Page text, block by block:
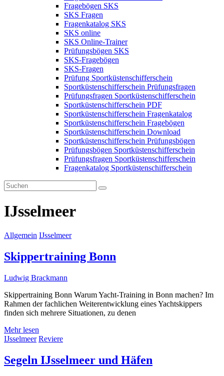
Fragebögen SKS
SKS Fragen
Fragenkatalog SKS
SKS online
SKS Online-Trainer
Prüfungsbögen SKS
SKS-Fragebögen
SKS-Fragen
Prüfung Sportküstenschifferschein
Sportküstenschifferschein Prüfungsfragen
Prüfungsfragen Sportküstenschifferschein
Sportküstenschifferschein PDF
Sportküstenschifferschein Fragenkatalog
Sportküstenschifferschein Fragebögen
Sportküstenschifferschein Download
Sportküstenschifferschein Prüfungsbögen
Prüfungsbögen Sportküstenschifferschein
Prüfungsfragen Sportküstenschifferschein
Fragenkatalog Sportküstenschifferschein
IJsselmeer
Allgemein IJsselmeer
Skippertraining Bonn
Ludwig Brackmann
Skippertraining Bonn Warum Yacht-Training in Bonn machen? Im
Rahmen der fachlichen Weiterentwicklung eines Yachtskippers
finden sich mehrere Situationen, zu denen
Mehr lesen
IJsselmeer Reviere
Segeln IJsselmeer und Häfen